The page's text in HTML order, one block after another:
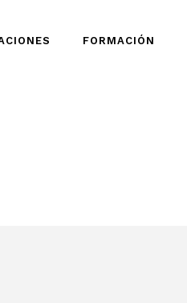
FORMACIÓN